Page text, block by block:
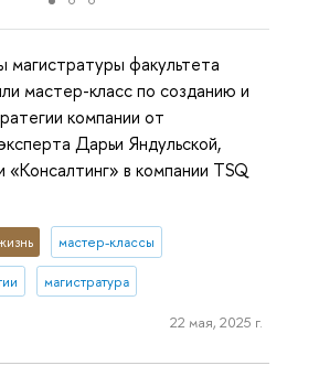
магистратуры факультета
мастер-класс по созданию и
компании от
Дарьи Яндульской,
«Консалтинг» в компании TSQ
мастер-классы
магистратура
22 мая, 2025 г.